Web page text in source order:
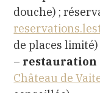
douche) ;
de places limité)
– restauration
Château de